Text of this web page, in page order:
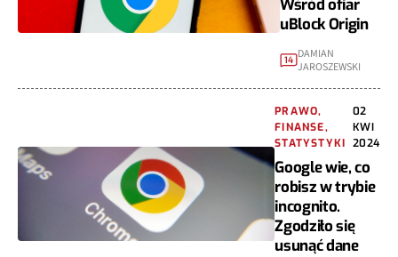
Wśród ofiar
uBlock Origin
14 DAMIAN
JAROSZEWSKI
PRAWO,
FINANSE,
STATYSTYKI
02
KWI
2024
Google wie, co
robisz w trybie
incognito.
Zgodziło się
usunąć dane